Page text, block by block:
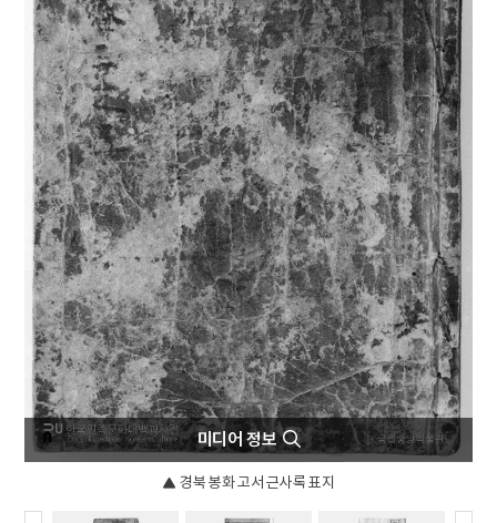
6 노국대장공주
7 동평관
8 섞박지
9 세조
10 정약용
미디어 정보
경북 봉화 고서 근사록 표지